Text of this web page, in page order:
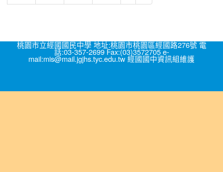
桃園市立經國國民中學 地址:桃園市桃園區經國路276號 電
話:03-357-2699 Fax:(03)3572705 e-
mail:mis@mail.jgjhs.tyc.edu.tw 經國國中資訊組維護